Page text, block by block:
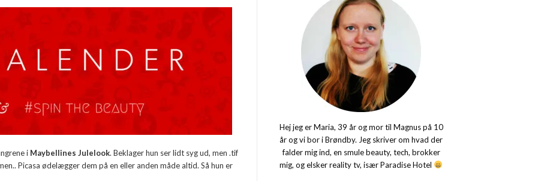
i Maybellines Julelook. Beklager hun ser lidt syg ud, men .tif
Picasa ødelægger dem på en eller anden måde altid. Så hun er
Hej jeg er Maria, 39 år og mor til Magnus på 10
år og vi bor i Brøndby. Jeg skriver om hvad der
falder mig ind, en smule beauty, tech, brokker
mig, og elsker reality tv, især Paradise Hotel